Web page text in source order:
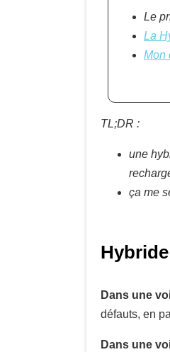
Le
La
Mon
TL;DR :
une
ça me
Dans une
défauts, en
Dans une